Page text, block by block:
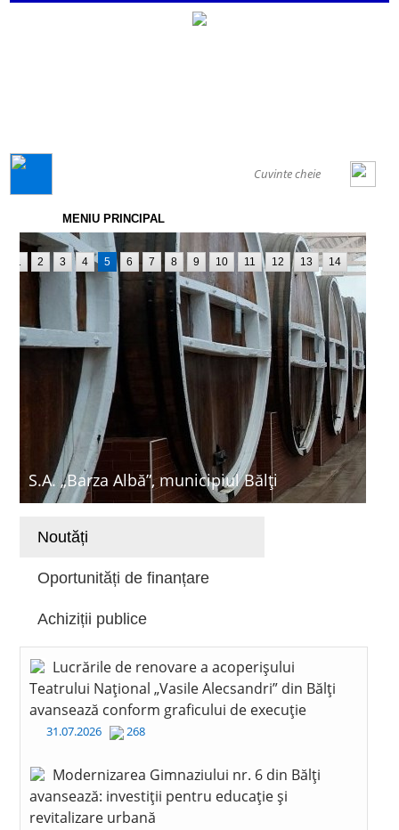
MENIU PRINCIPAL
S.A. „Barza Albă”, municipiul Bălți
1 2 3 4 5 6 7 8 9 10 11 12 13 14
Noutăți
Oportunități de finanțare
Achiziții publice
Lucrările de renovare a acoperișului
Teatrului Național „Vasile Alecsandri” din Bălți
avansează conform graficului de execuție
31.07.2026 268
Modernizarea Gimnaziului nr. 6 din Bălți
avansează: investiții pentru educație și
revitalizare urbană